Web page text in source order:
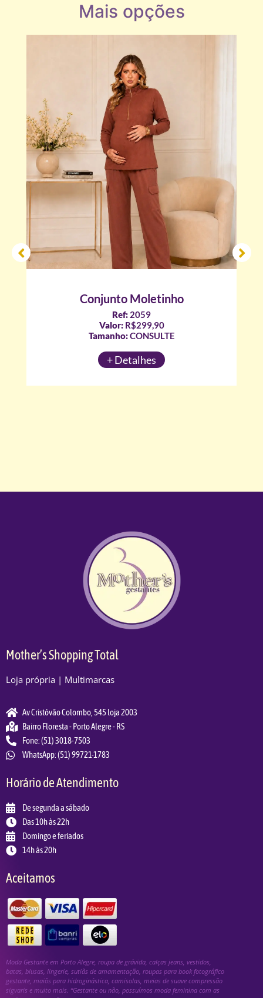
Mais opções
Conjunto Moletinho
Ref: 2059
Valor:R$299,90
Tamanho:CONSULTE
+ Detalhes
Mother’s Shopping Total
Loja própria | Multimarcas
Av Cristóvão Colombo, 545 loja 2003
Bairro Floresta - Porto Alegre - RS
Fone: (51) 3018-7503
WhatsApp: (51) 99721-1783
Horário de Atendimento
De segunda a sábado
Das 10h às 22h
Domingo e feriados
14h às 20h
Aceitamos
Moda Gestante em Porto Alegre, roupa de grávida, calças jeans, vestidos,
batas, blusas, lingerie, sutiãs de amamentação, roupas para book fotográfico
gestante, maiôs para hidroginástica, camisolas, meias de suave compressão
sigvaris e muito mais. “Gestante ou não, possuímos moda feminina com as